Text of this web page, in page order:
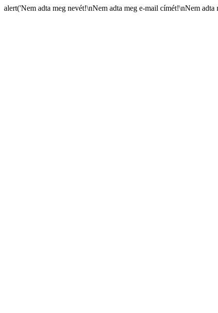
alert('Nem adta meg nevét!\nNem adta meg e-mail címét!\nNem